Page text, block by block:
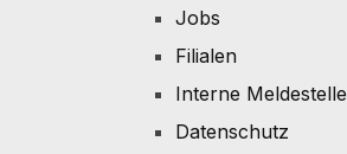
Jobs
Filialen
Interne Meldestelle
Datenschutz